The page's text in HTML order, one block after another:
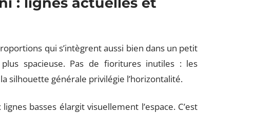
qui s’intègrent aussi bien dans un petit
spacieuse. Pas de fioritures inutiles : les
silhouette générale privilégie l’horizontalité.
basses élargit visuellement l’espace. C’est